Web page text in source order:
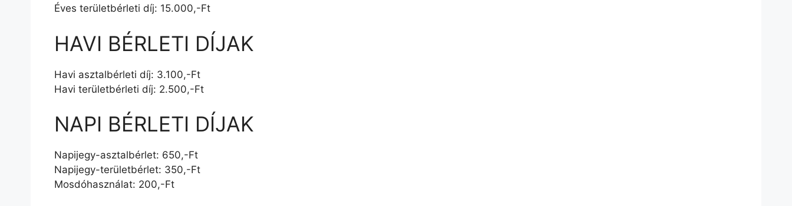
Éves területbérleti díj: 15.000,-Ft
HAVI BÉRLETI DÍJAK
Havi asztalbérleti díj: 3.100,-Ft
Havi területbérleti díj: 2.500,-Ft
NAPI BÉRLETI DÍJAK
Napijegy-asztalbérlet: 650,-Ft
Napijegy-területbérlet: 350,-Ft
Mosdóhasználat: 200,-Ft